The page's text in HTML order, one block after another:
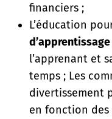
financiers ;
L’éducation
l’apprenant et
temps ; Les
divertissement
en fonction des